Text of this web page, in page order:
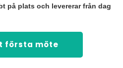
på plats och levererar från dag
första möte